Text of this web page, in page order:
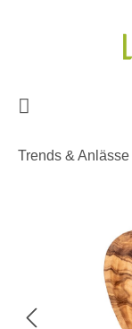
Zum Hauptinhalt
Trends & Anlässe
Bildergalerie